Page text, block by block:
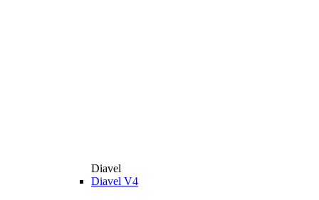
Diavel
Diavel V4